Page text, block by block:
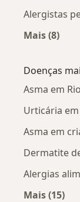
Alergistas
Mais (8)
Doenças
Asma em
Urticária em
Asma em
Dermatite
Alergias
Mais (15)